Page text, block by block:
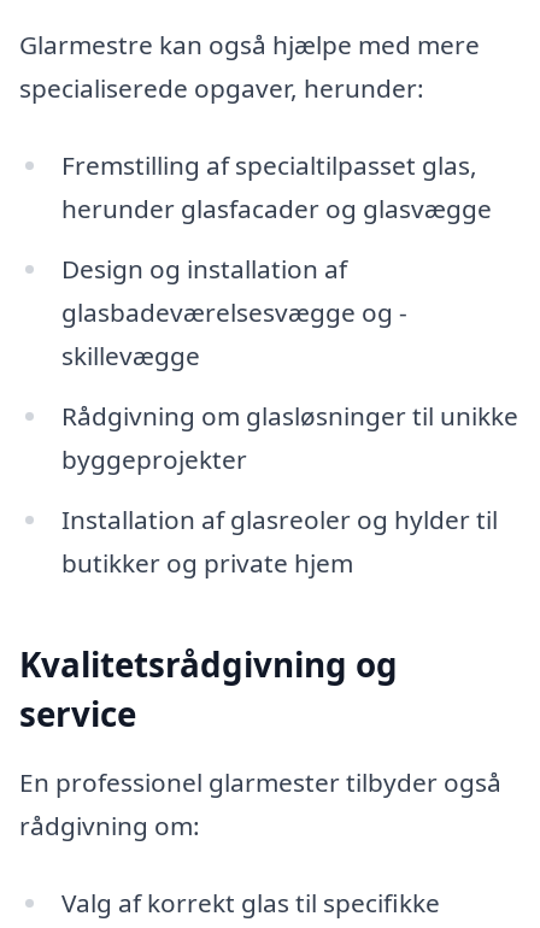
Glarmestre kan også hjælpe med mere
specialiserede opgaver, herunder:
Fremstilling af specialtilpasset glas,
herunder glasfacader og glasvægge
Design og installation af
glasbadeværelsesvægge og -
skillevægge
Rådgivning om glasløsninger til unikke
byggeprojekter
Installation af glasreoler og hylder til
butikker og private hjem
Kvalitetsrådgivning og
service
En professionel glarmester tilbyder også
rådgivning om:
Valg af korrekt glas til specifikke